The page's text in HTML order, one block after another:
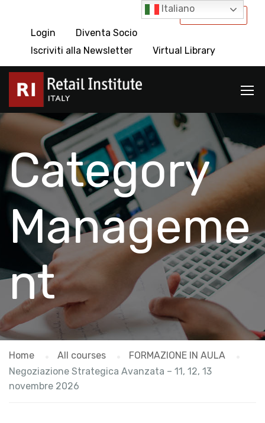
International
Login
Diventa Socio
Iscriviti alla Newsletter
Virtual Library
Category
Manageme
nt
Home All courses
FORMAZIONE IN AULA
Negoziazione Strategica Avanzata – 11, 12, 13
novembre 2026
Italiano